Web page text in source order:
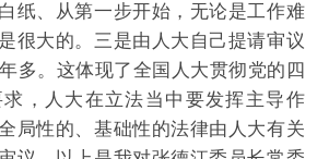
纸、从第一步开始，无论是工作难
很大的。三是由人大自己提请审议
多。这体现了全国人大贯彻党的四
，人大在立法当中要发挥主导作
局性的、基础性的法律由人大有关